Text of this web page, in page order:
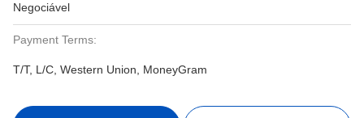
Negociável
Payment Terms:
T/T, L/C, Western Union, MoneyGram